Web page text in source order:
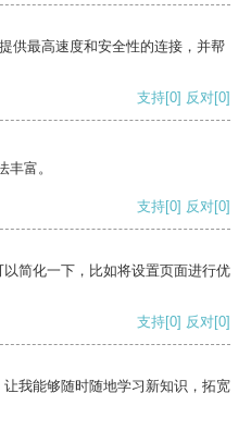
供最高速度和安全性的连接，并帮
支持[0] 反对[0]
富。
支持[0] 反对[0]
简化一下，比如将设置页面进行优
支持[0] 反对[0]
我能够随时随地学习新知识，拓宽